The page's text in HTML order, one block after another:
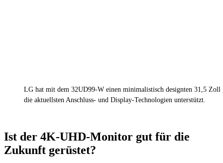
LG hat mit dem 32UD99-W einen minimalistisch designten 31,5
die aktuellsten Anschluss- und Display-Technologien unterstützt.
Ist der 4K-UHD-Monitor gut für die
Zukunft gerüstet?